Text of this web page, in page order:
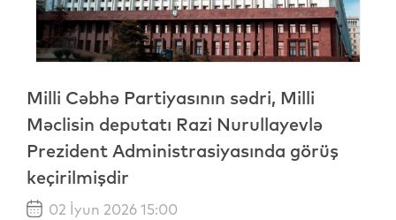
Milli Cəbhə Partiyasının sədri, Milli
Məclisin deputatı Razi Nurullayevlə
Prezident Administrasiyasında görüş
keçirilmişdir
02 İyun 2026 15:00